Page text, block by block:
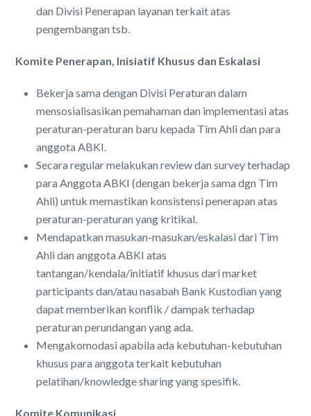
dan Divisi Penerapan layanan terkait atas
pengembangan tsb.
Komite Penerapan, Inisiatif Khusus dan Eskalasi
Bekerja sama dengan Divisi Peraturan dalam
mensosialisasikan pemahaman dan implementasi atas
peraturan-peraturan baru kepada Tim Ahli dan para
anggota ABKI.
Secara regular melakukan review dan survey terhadap
para Anggota ABKI (dengan bekerja sama dgn Tim
Ahli) untuk memastikan konsistensi penerapan atas
peraturan-peraturan yang kritikal.
Mendapatkan masukan-masukan/eskalasi dari Tim
Ahli dan anggota ABKI atas
tantangan/kendala/initiatif khusus dari market
participants dan/atau nasabah Bank Kustodian yang
dapat memberikan konflik / dampak terhadap
peraturan perundangan yang ada.
Mengakomodasi apabila ada kebutuhan-kebutuhan
khusus para anggota terkait kebutuhan
pelatihan/knowledge sharing yang spesifik.
Komite Komunikasi